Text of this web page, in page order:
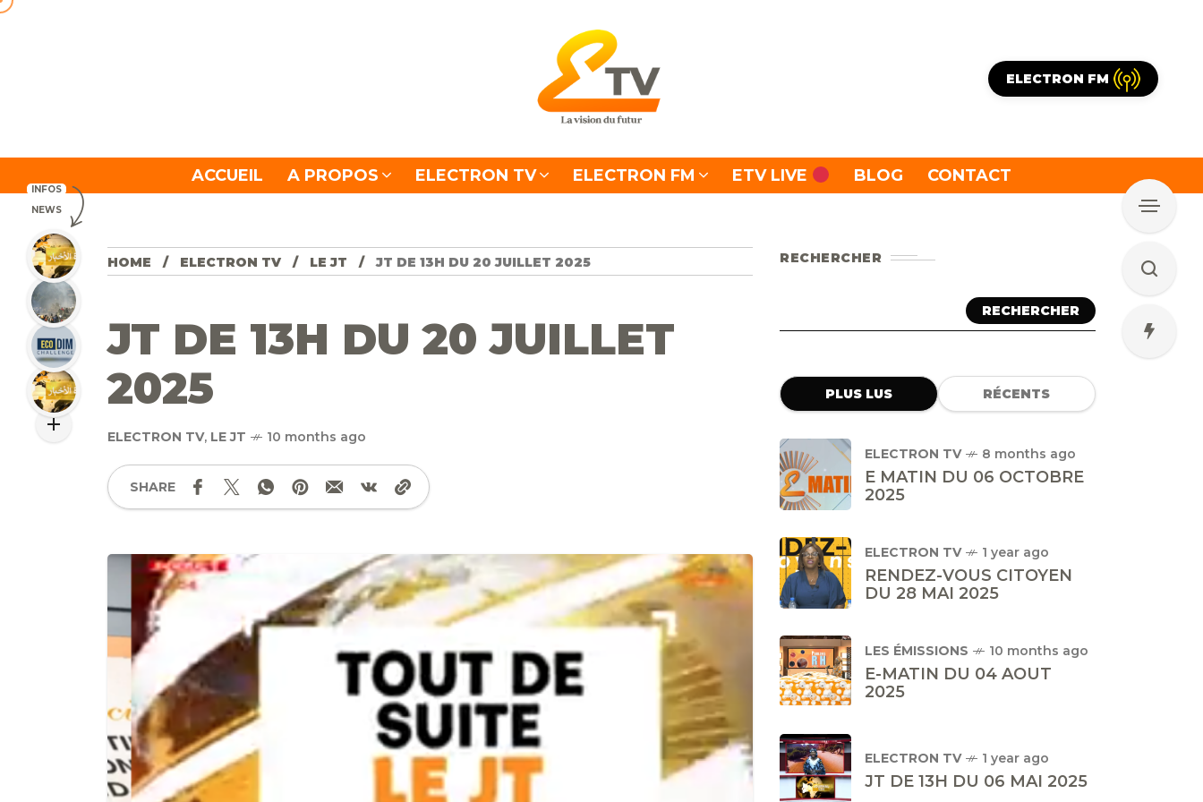
ELECTRON FM
ACCUEIL A PROPOS ELECTRON TV ELECTRON FM ETV LIVE BLOG CONTACT
HOME ELECTRON TV LE JT JT DE 13H DU 20 JUILLET 2025
JT DE 13H DU 20 JUILLET
2025
ELECTRON TV, LE JT 10 months ago
SHARE
RECHERCHER
RECHERCHER
PLUS LUS RÉCENTS
ELECTRON TV 8 months ago
E MATIN DU 06 OCTOBRE
2025
ELECTRON TV 1 year ago
RENDEZ-VOUS CITOYEN
DU 28 MAI 2025
LES ÉMISSIONS 10 months ago
E-MATIN DU 04 AOUT
2025
ELECTRON TV 1 year ago
JT DE 13H DU 06 MAI 2025
INFOS
NEWS